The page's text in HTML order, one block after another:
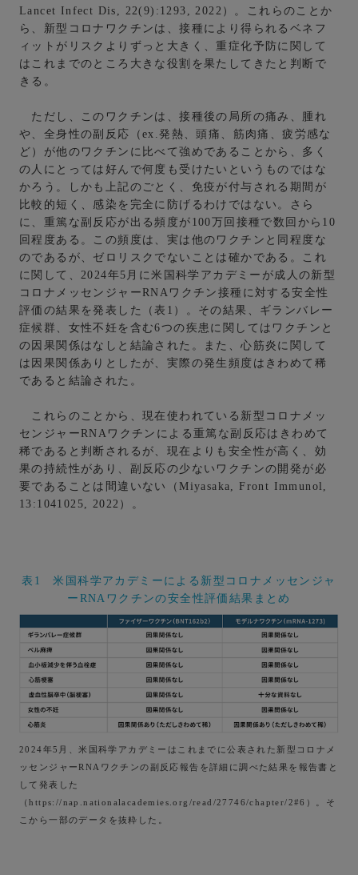
Lancet Infect Dis, 22(9):1293, 2022）。これらのことか
ら、新型コロナワクチンは、接種により得られるベネフ
ィットがリスクよりずっと大きく、重症化予防に関して
はこれまでのところ大きな役割を果たしてきたと判断で
きる。
ただし、このワクチンは、接種後の局所の痛み、腫れ
や、全身性の副反応（ex.発熱、頭痛、筋肉痛、疲労感な
ど）が他のワクチンに比べて強めであることから、多く
の人にとっては好んで何度も受けたいというものではな
かろう。しかも上記のごとく、免疫が付与される期間が
比較的短く、感染を完全に防げるわけではない。さら
に、重篤な副反応が出る頻度が100万回接種で数回から10
回程度ある。この頻度は、実は他のワクチンと同程度な
のであるが、ゼロリスクでないことは確かである。これ
に関して、2024年5月に米国科学アカデミーが成人の新型
コロナメッセンジャーRNAワクチン接種に対する安全性
評価の結果を発表した（表1）。その結果、ギランバレー
症候群、女性不妊を含む6つの疾患に関してはワクチンと
の因果関係はなしと結論された。また、心筋炎に関して
は因果関係ありとしたが、実際の発生頻度はきわめて稀
であると結論された。
これらのことから、現在使われている新型コロナメッ
センジャーRNAワクチンによる重篤な副反応はきわめて
稀であると判断されるが、現在よりも安全性が高く、効
果の持続性があり、副反応の少ないワクチンの開発が必
要であることは間違いない（Miyasaka, Front Immunol,
13:1041025, 2022）。
表1 米国科学アカデミーによる新型コロナメッセンジャ
ーRNAワクチンの安全性評価結果まとめ
2024年5月、米国科学アカデミーはこれまでに公表された新型コロナメ
ッセンジャーRNAワクチンの副反応報告を詳細に調べた結果を報告書と
して発表した
（https://nap.nationalacademies.org/read/27746/chapter/2#6）。そ
こから一部のデータを抜粋した。